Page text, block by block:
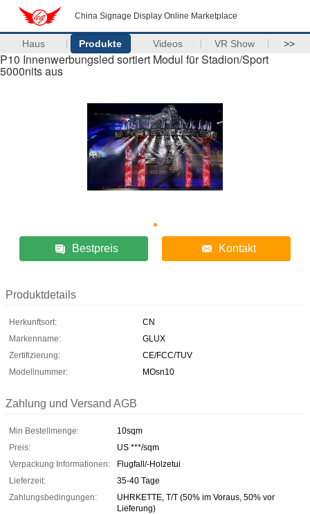
China Signage Display Online Marketplace
Haus Produkte Videos VR Show >>
P10 Innenwerbungsled sortiert Modul für Stadion/Sport
5000nits aus
Bestpreis Kontakt
Produktdetails
Herkunftsort:
CN
Markenname:
GLUX
Zertifizierung:
CE/FCC/TUV
Modellnummer:
MOsn10
Zahlung und Versand AGB
Min Bestellmenge:
10sqm
Preis:
US ***/sqm
Verpackung Informationen:
Flugfall/-Holzetui
Lieferzeit:
35-40 Tage
Zahlungsbedingungen:
UHRKETTE, T/T (50% im Voraus, 50% vor
Lieferung)